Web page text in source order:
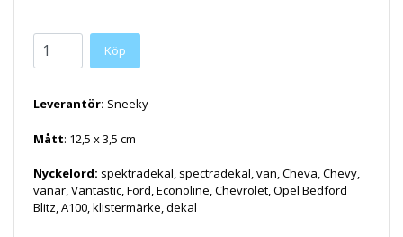
Köp
Leverantör: Sneeky
Mått: 12,5 x 3,5 cm
Nyckelord: spektradekal, spectradekal,van, Cheva, Chevy,
vanar, Vantastic, Ford, Econoline, Chevrolet, Opel Bedford
Blitz, A100, klistermärke, dekal